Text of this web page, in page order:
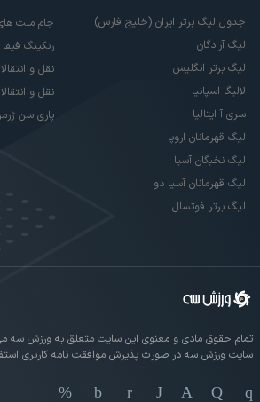
جدول لیگ برتر ایران (خلیج فارس)
لیگ آزادگان
لیگ برتر انگلیس
لالیگا اسپانیا
سری آ ایتالیا
لیگ قهرمانان اروپا
لیگ نخبگان آسیا
لیگ قهرمانان آسیا دو
لیگ برتر فوتسال
جام ملت
رنکینگ فیفا
نقل و
نقل و
پاری سن
تمام حقوق مادی و معنوی این سایت متعلق به ورزش سه
سایت ورزش سه در صورت پذیرش موافقت نامه کاربری